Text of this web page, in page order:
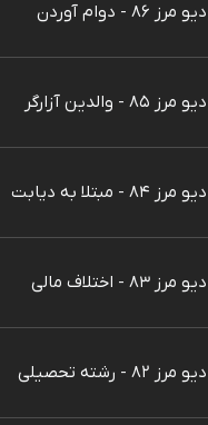
مرز ۸۶ - دوام آوردن
مرز ۸۵ - والدین آزارگر
مرز ۸۴ - مبتلا به دیابت
مرز ۸۳ - اختلاف مالی
مرز ۸۲ - رشته تحصیلی